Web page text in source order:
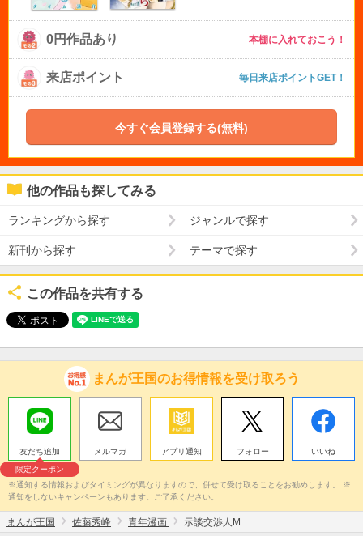
0円作品あり 本棚に入れておこう！
来店ポイント 毎日来店ポイントGET！
今すぐ会員登録する(無料)
他の作品も探してみる
ランキングから探す ジャンルで探す
新刊から探す テーマで探す
この作品を共有する
まんが王国のお得情報を受け取ろう
友だち追加
限定クーポン
メルマガ アプリ通知 フォロー いいね
※通知する情報およびタイミングが異なりますので、併せて受け取ることをお勧めします。 ※
通知をしないキャンペーンもあります。ご了承ください。
まんが王国 佐藤秀峰 青年漫画 示談交渉人M